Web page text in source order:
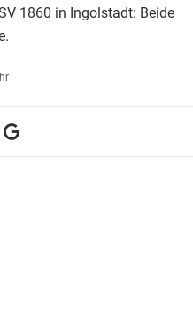
1860 in Ingolstadt: Beide